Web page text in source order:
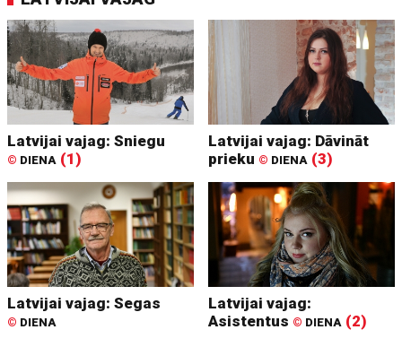
Latvijai vajag: Sniegu
© DIENA (1)
Latvijai vajag: Dāvināt
prieku © DIENA (3)
Latvijai vajag: Segas
© DIENA
Latvijai vajag:
Asistentus © DIENA (2)